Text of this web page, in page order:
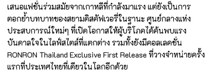
เสนอแฟชั่นร่วมสมัยจากเกาหลีที่กำลังมาแรง แต่ยังเป็นการ
ตอกย้ำบทบาทของสยามดิสคัฟเวอรี่ในฐานะ ศูนย์กลางแห่ง
ประสบการณ์ใหม่ๆ ที่เปิดโอกาสให้ผู้บริโภคได้ค้นพบแรง
บันดาลใจในไลฟ์สไตล์ที่แตกต่าง รวมทั้งยังมีคอลเลคชั่น
RONRON Thailand Exclusive First Release ที่วางจำหน่ายครั้ง
แรกที่ประเทศไทยที่เดียวในโลกอีกด้วย